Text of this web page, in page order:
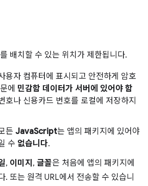
배치할 수 있는 위치가 제한됩니다.
용자 컴퓨터에 표시되고 안전하게 암호
에 민감함 데이터가 서버에 있어야 함
호나 신용카드 번호를 로컬에 저장하지
든 JavaScript는 앱의 패키지에 있어야
수 없습니다.
, 이미지 , 글꼴은 처음에 앱의 패키지에
. 또는 원격 URL에서 전송할 수 있습니